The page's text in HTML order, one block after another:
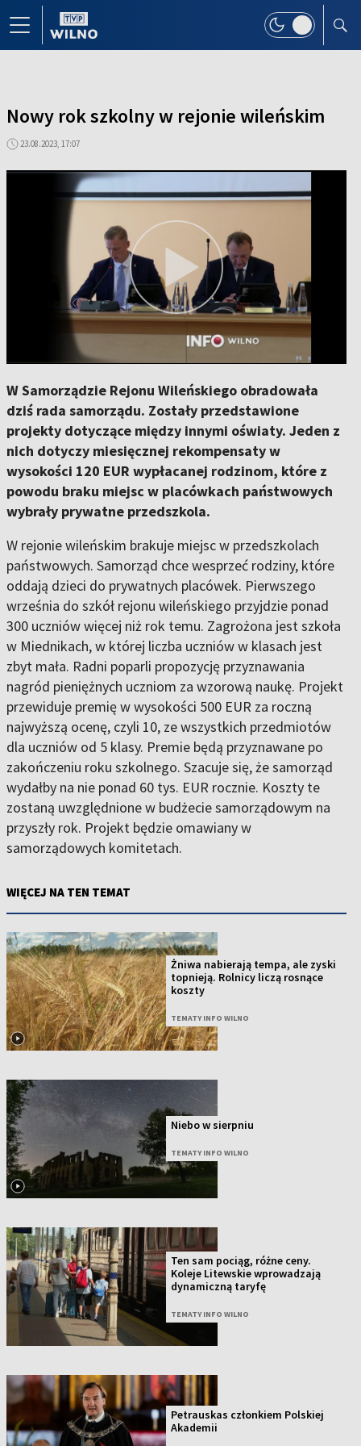
Nowy rok szkolny w rejonie wileńskim
23.08.2023, 17:07
W Samorządzie Rejonu Wileńskiego obradowała
dziś rada samorządu. Zostały przedstawione
projekty dotyczące między innymi oświaty. Jeden z
nich dotyczy miesięcznej rekompensaty w
wysokości 120 EUR wypłacanej rodzinom, które z
powodu braku miejsc w placówkach państwowych
wybrały prywatne przedszkola.
W rejonie wileńskim brakuje miejsc w przedszkolach
państwowych. Samorząd chce wesprzeć rodziny, które
oddają dzieci do prywatnych placówek. Pierwszego
września do szkół rejonu wileńskiego przyjdzie ponad
300 uczniów więcej niż rok temu. Zagrożona jest szkoła
w Miednikach, w której liczba uczniów w klasach jest
zbyt mała. Radni poparli propozycję przyznawania
nagród pieniężnych uczniom za wzorową naukę. Projekt
przewiduje premię w wysokości 500 EUR za roczną
najwyższą ocenę, czyli 10, ze wszystkich przedmiotów
dla uczniów od 5 klasy. Premie będą przyznawane po
zakończeniu roku szkolnego. Szacuje się, że samorząd
wydałby na nie ponad 60 tys. EUR rocznie. Koszty te
zostaną uwzględnione w budżecie samorządowym na
przyszły rok. Projekt będzie omawiany w
samorządowych komitetach.
WIĘCEJ NA TEN TEMAT
Żniwa nabierają tempa, ale zyski
topnieją. Rolnicy liczą rosnące
koszty
TEMATY INFO WILNO
Niebo w sierpniu
TEMATY INFO WILNO
Ten sam pociąg, różne ceny.
Koleje Litewskie wprowadzają
dynamiczną taryfę
TEMATY INFO WILNO
Petrauskas członkiem Polskiej
Akademii